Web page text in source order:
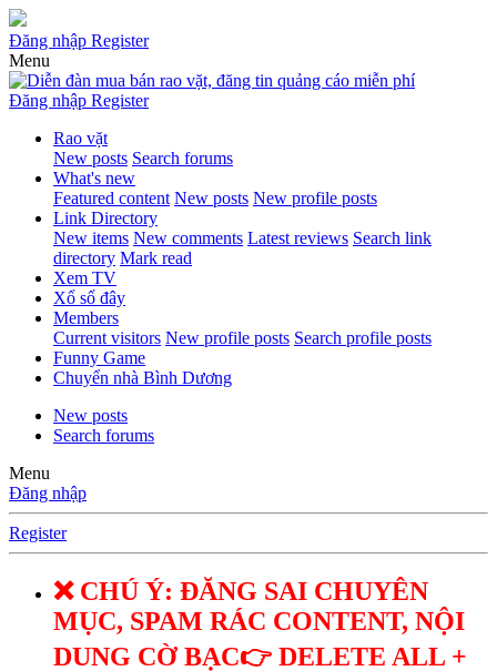
Đăng nhập Register
Menu
Đăng nhập Register
Rao vặt
New posts Search forums
What's new
Featured content New posts New profile posts
Link Directory
New items New comments Latest reviews Search link
directory Mark read
Xem TV
Xổ số đây
Members
Current visitors New profile posts Search profile posts
Funny Game
Chuyển nhà Bình Dương
New posts
Search forums
Menu
Đăng nhập
Register
❌ CHÚ Ý: ĐĂNG SAI CHUYÊN
MỤC, SPAM RÁC CONTENT, NỘI
DUNG CỜ BẠC👉 DELETE ALL +